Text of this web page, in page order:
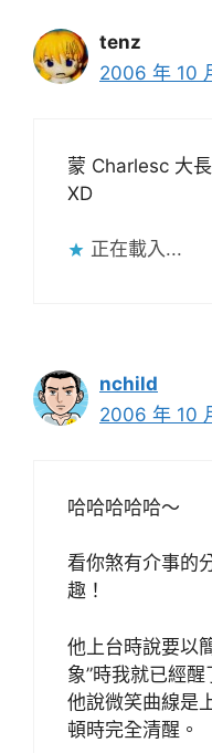
tenz
2006 年 10
蒙 Charlesc 大
XD
正在載入...
nchild
2006 年 10
哈哈哈哈哈～
看你煞有介事的
趣！
他上台時說要以
象”時我就已經
他說微笑曲線是
頓時完全清醒。